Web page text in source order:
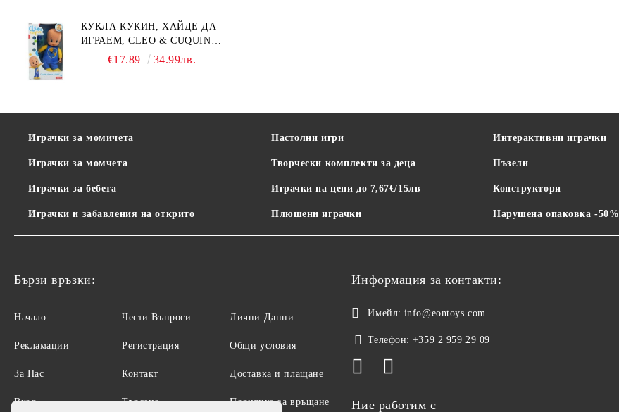
КУКЛА КУКИН, ХАЙДЕ ДА
ИГРАЕМ, CLEO & CUQUIN,
25 СМ.€17.89 34.99лв.
Играчки за момичета
Играчки за момчета
Играчки за бебета
Играчки и забавления на открито
Настолни игри
Творчески комплекти за деца
Играчки на цени до 7,67€/15лв
Плюшени играчки
Интерактивни играчки
Пъзели
Конструктори
Нарушена опаковка -50%
Бързи връзки:
Начало
Рекламации
За Нас
Вход
Чести Въпроси
Регистрация
Контакт
Търсене
Лични Данни
Общи условия
Доставка и плащане
Политика за връщане
Информация за контакти:
Имейл: info@eontoys.com
Телефон: +359 2 959 29 09
Ние работим с